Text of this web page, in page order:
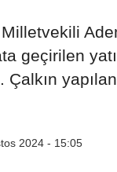
geçirilen
2024 - 15:05